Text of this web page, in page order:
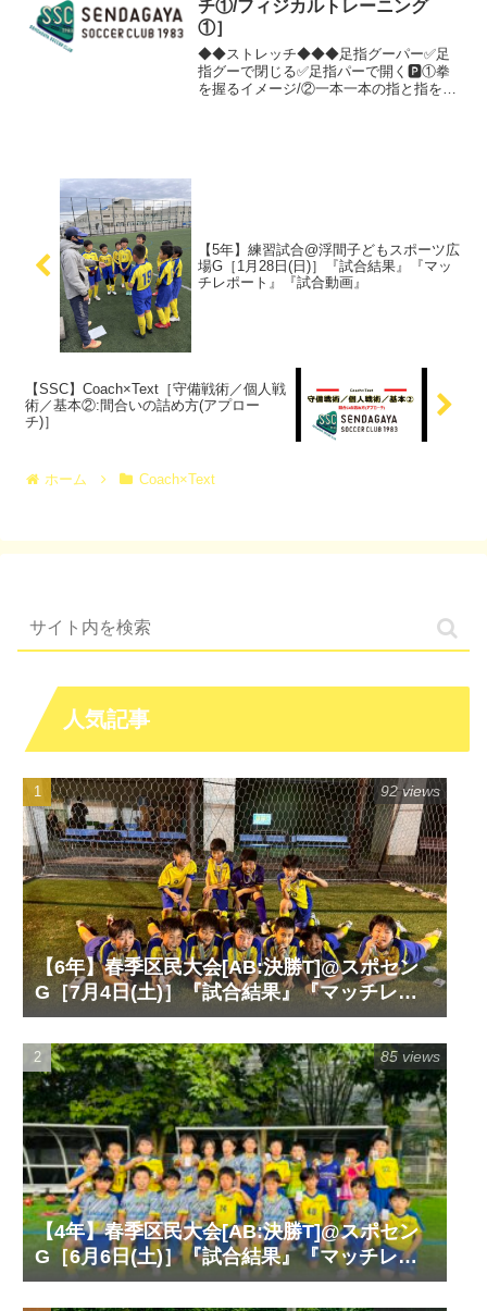
チ①/フィジカルトレーニング
①］
◆◆ストレッチ◆◆◆足指グーパー✅足
指グーで閉じる✅足指パーで開く🅿️①拳
を握るイメージ/②一本一本の指と指を開
【5年】練習試合@浮間子どもスポーツ広
場G［1月28日(日)］『試合結果』『マッ
チレポート』『試合動画』
【SSC】Coach×Text［守備戦術／個人戦
術／基本②:間合いの詰め方(アプロー
チ)］
ホーム Coach×Text
人気記事
【6年】春季区民大会[AB:決勝T]@スポセン
G［7月4日(土)］『試合結果』『マッチレポ
ート』『試合動画』
92 views
【4年】春季区民大会[AB:決勝T]@スポセン
G［6月6日(土)］『試合結果』『マッチレポ
ート』『試合動画』
85 views